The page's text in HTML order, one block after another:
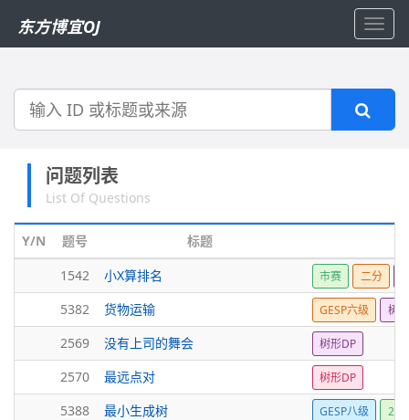
东方博宜OJ
搜
问题列表
List Of Questions
Y/N 题号
标题
1542
小X算排名 市赛 二分
5382 货物运输 GESP六级 树
2569 没有上司的舞会 树形DP
2570 最远点对 树形DP
5388 最小生成树 GESP八级 25